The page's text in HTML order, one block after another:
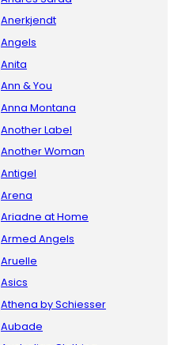
Anerkjendt
Angels
Anita
Ann & You
Anna Montana
Another Label
Another Woman
Antigel
Arena
Ariadne at Home
Armed Angels
Aruelle
Asics
Athena by Schiesser
Aubade